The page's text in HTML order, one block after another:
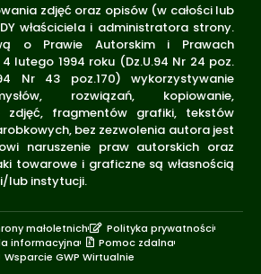
zdjęć oraz opisów (w całości lub
właściciela i administratora strony.
o Prawie Autorskim i Prawach
lutego 1994 roku (Dz.U.94 Nr 24 poz.
Nr 43 poz.170) wykorzystywanie
rozwiązań, kopiowanie,
zdjęć, fragmentów grafiki, tekstów
bez zezwolenia autora jest
naruszenie praw autorskich oraz
towarowe i graficzne są własnością
lub instytucji.
małoletnich
Polityka prywatności
informacyjna
Pomoc zdalna
Wsparcie GWP Wirtualnie